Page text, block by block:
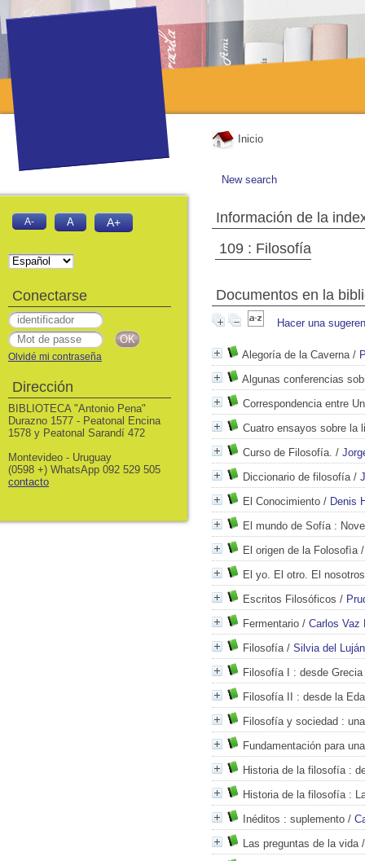
Inicio
New search
Información de la
109 : Filosofía
Documentos en la
Hacer una
Alegoría de la Caverna/
Algunas conferencias
Correspondencia entre
Cuatro ensayos sobre la
Curso de Filosofía. /
Diccionario de filosofía/
El Conocimiento / Denis
El mundo de Sofía:
El origen de la Folosofìa
El yo. El otro. El nosotros
Escritos Filosóficos /
Fermentario / Carlos Vaz
Filosofía/ Silvia del
Filosofía I
: desde
Filosofía II
: desde la
Filosofía y sociedad :
Fundamentación para
Historia de la filosofía:
Historia de la filosofía:
Inéditos : suplemento /
Las preguntas de la vida
A- A A+
Conectarse
Olvidé mi contraseña
Dirección
BIBLIOTECA "Antonio Pena"
Durazno 1577 - Peatonal Encina
1578 y Peatonal Sarandí 472
Montevideo - Uruguay
(0598 +) WhatsApp 092 529 505
contacto